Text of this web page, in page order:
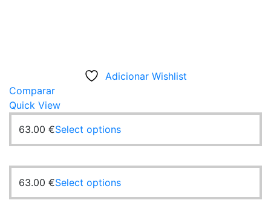
Adicionar Wishlist
Comparar
Quick View
63.00 €Select options
63.00 €Select options